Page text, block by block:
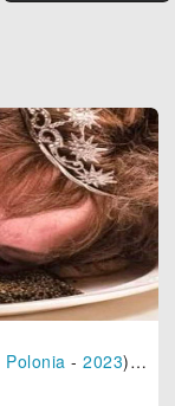
Polonia -2023), 100 min.